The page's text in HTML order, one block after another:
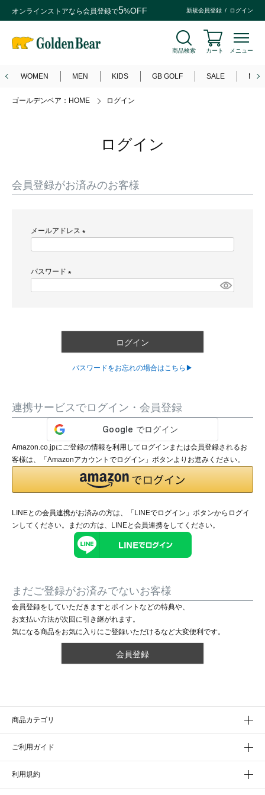
オンラインストアなら会員登録で5%OFF 新規会員登録 ログイン
商品検索 カート メニュー
WOMEN MEN KIDS GB GOLF SALE
ゴールデンベア：HOME ログイン
ログイン
会員登録がお済みのお客様
メールアドレス
パスワード
ログイン
パスワードをお忘れの場合はこちら▶
連携サービスでログイン・会員登録
Amazon.co.jpにご登録の情報を利用してログインまたは会員登録されるお
客様は、「Amazonアカウントでログイン」ボタンよりお進みください。
LINEとの会員連携がお済みの方は、「LINEでログイン」ボタンからログイ
ンしてください。まだの方は、 LINEと会員連携をしてください。
まだご登録がお済みでないお客様
会員登録をしていただきますとポイントなどの特典や、
お支払い方法が次回に引き継がれます。
気になる商品をお気に入りにご登録いただけるなど大変便利です。
会員登録
商品カテゴリ
ご利用ガイド
利用規約